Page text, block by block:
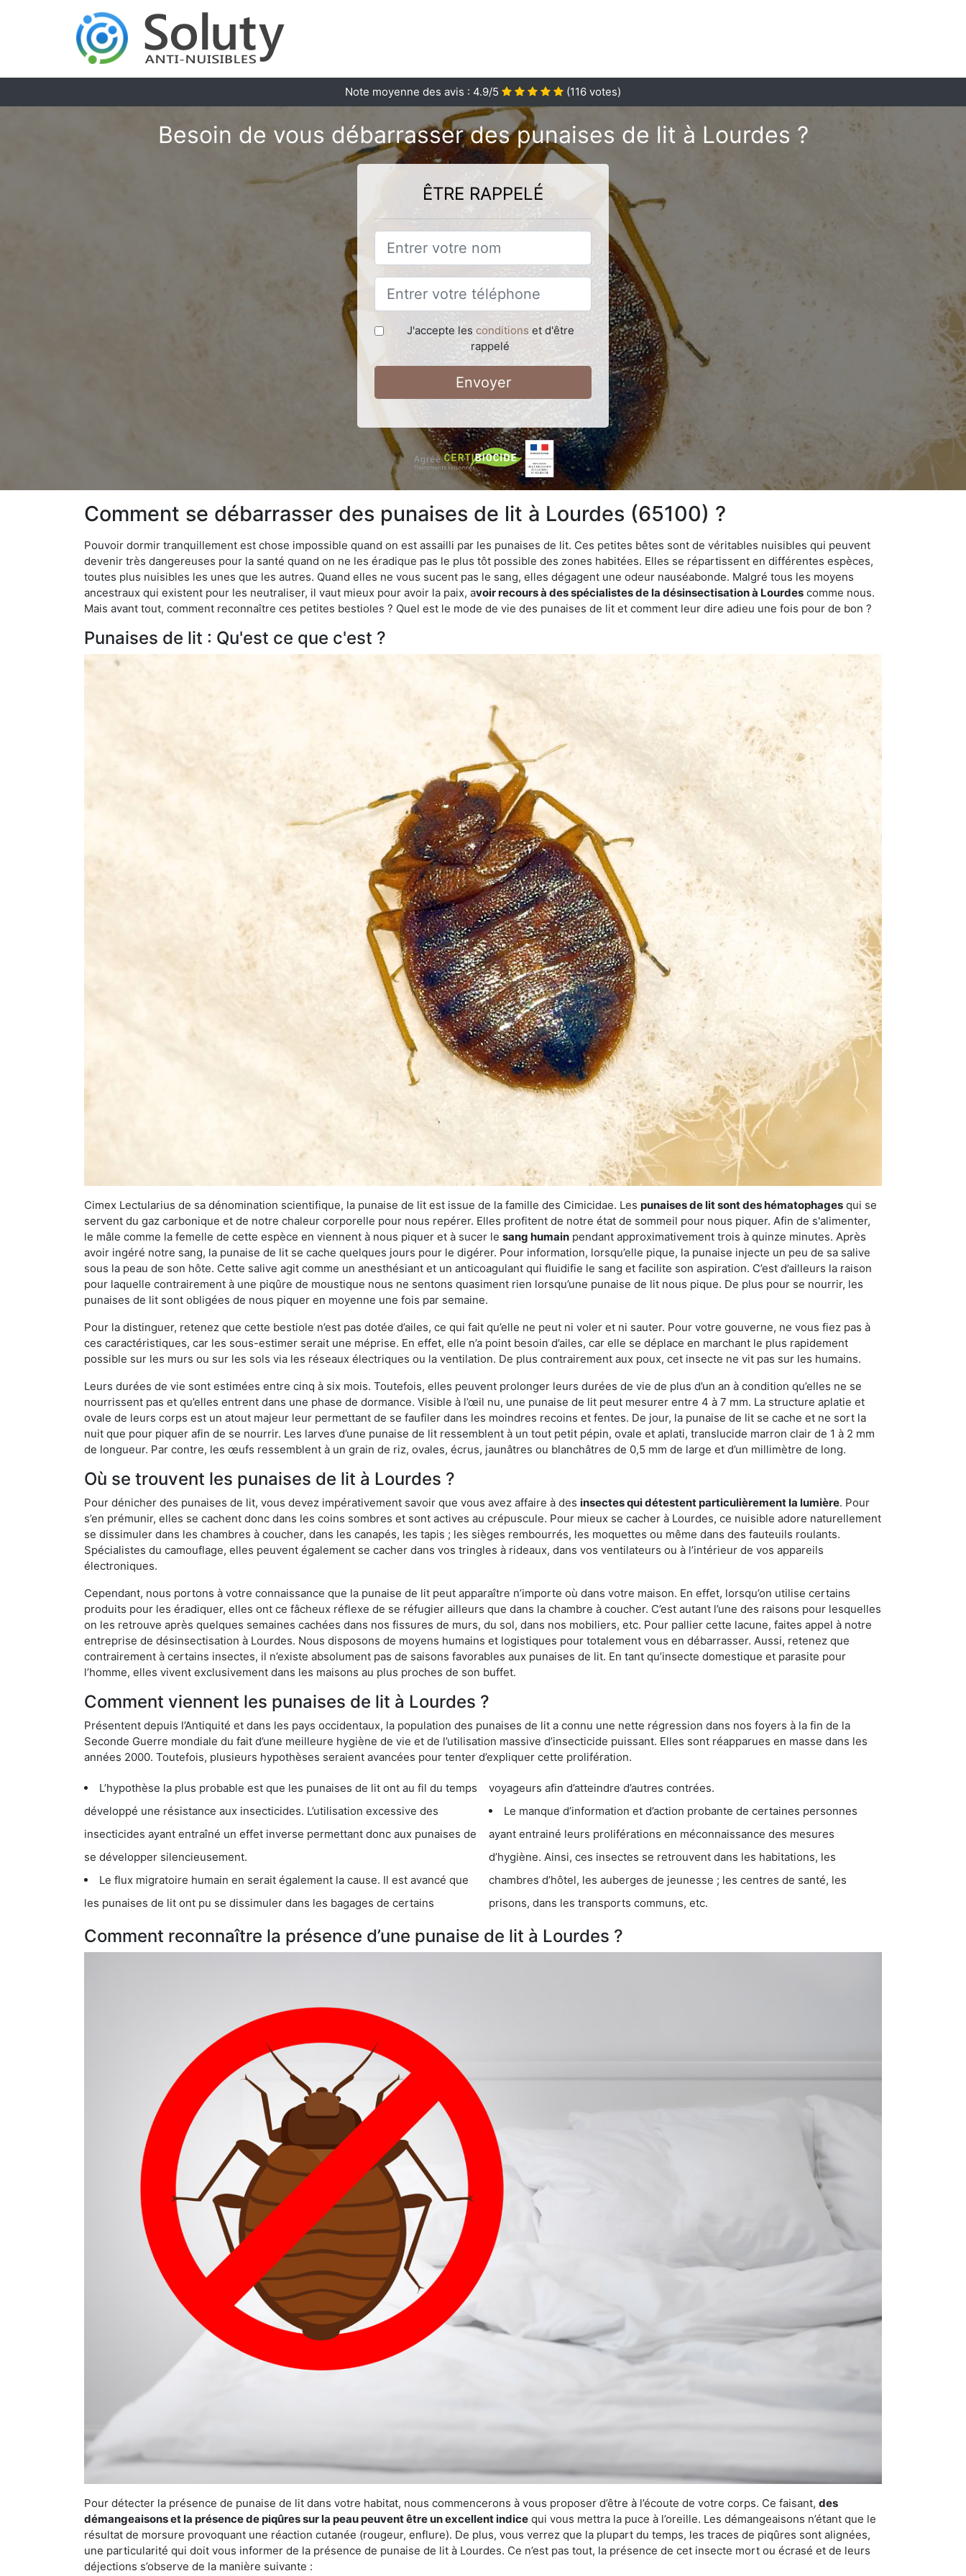
Note moyenne des avis : 4.9/5 (116 votes)
Besoin de vous débarrasser des punaises de lit à Lourdes ?
ÊTRE RAPPELÉ
J'accepte les conditions et d'être
rappelé
Envoyer
Comment se débarrasser des punaises de lit à Lourdes (65100) ?
Pouvoir dormir tranquillement est chose impossible quand on est assailli par les punaises de lit. Ces petites bêtes sont de véritables nuisibles qui peuvent
devenir très dangereuses pour la santé quand on ne les éradique pas le plus tôt possible des zones habitées. Elles se répartissent en différentes espèces,
toutes plus nuisibles les unes que les autres. Quand elles ne vous sucent pas le sang, elles dégagent une odeur nauséabonde. Malgré tous les moyens
ancestraux qui existent pour les neutraliser, il vaut mieux pour avoir la paix, avoir recours à des spécialistes de la désinsectisation à Lourdes comme nous.
Mais avant tout, comment reconnaître ces petites bestioles ? Quel est le mode de vie des punaises de lit et comment leur dire adieu une fois pour de bon ?
Punaises de lit : Qu'est ce que c'est ?
Cimex Lectularius de sa dénomination scientifique, la punaise de lit est issue de la famille des Cimicidae. Les punaises de lit sont des hématophages qui se
servent du gaz carbonique et de notre chaleur corporelle pour nous repérer. Elles profitent de notre état de sommeil pour nous piquer. Afin de s'alimenter,
le mâle comme la femelle de cette espèce en viennent à nous piquer et à sucer le sang humain pendant approximativement trois à quinze minutes. Après
avoir ingéré notre sang, la punaise de lit se cache quelques jours pour le digérer. Pour information, lorsqu’elle pique, la punaise injecte un peu de sa salive
sous la peau de son hôte. Cette salive agit comme un anesthésiant et un anticoagulant qui fluidifie le sang et facilite son aspiration. C’est d’ailleurs la raison
pour laquelle contrairement à une piqûre de moustique nous ne sentons quasiment rien lorsqu’une punaise de lit nous pique. De plus pour se nourrir, les
punaises de lit sont obligées de nous piquer en moyenne une fois par semaine.
Pour la distinguer, retenez que cette bestiole n’est pas dotée d’ailes, ce qui fait qu’elle ne peut ni voler et ni sauter. Pour votre gouverne, ne vous fiez pas à
ces caractéristiques, car les sous-estimer serait une méprise. En effet, elle n’a point besoin d’ailes, car elle se déplace en marchant le plus rapidement
possible sur les murs ou sur les sols via les réseaux électriques ou la ventilation. De plus contrairement aux poux, cet insecte ne vit pas sur les humains.
Leurs durées de vie sont estimées entre cinq à six mois. Toutefois, elles peuvent prolonger leurs durées de vie de plus d’un an à condition qu’elles ne se
nourrissent pas et qu’elles entrent dans une phase de dormance. Visible à l’œil nu, une punaise de lit peut mesurer entre 4 à 7 mm. La structure aplatie et
ovale de leurs corps est un atout majeur leur permettant de se faufiler dans les moindres recoins et fentes. De jour, la punaise de lit se cache et ne sort la
nuit que pour piquer afin de se nourrir. Les larves d’une punaise de lit ressemblent à un tout petit pépin, ovale et aplati, translucide marron clair de 1 à 2 mm
de longueur. Par contre, les œufs ressemblent à un grain de riz, ovales, écrus, jaunâtres ou blanchâtres de 0,5 mm de large et d’un millimètre de long.
Où se trouvent les punaises de lit à Lourdes ?
Pour dénicher des punaises de lit, vous devez impérativement savoir que vous avez affaire à des insectes qui détestent particulièrement la lumière. Pour
s’en prémunir, elles se cachent donc dans les coins sombres et sont actives au crépuscule. Pour mieux se cacher à Lourdes, ce nuisible adore naturellement
se dissimuler dans les chambres à coucher, dans les canapés, les tapis ; les sièges rembourrés, les moquettes ou même dans des fauteuils roulants.
Spécialistes du camouflage, elles peuvent également se cacher dans vos tringles à rideaux, dans vos ventilateurs ou à l’intérieur de vos appareils
électroniques.
Cependant, nous portons à votre connaissance que la punaise de lit peut apparaître n’importe où dans votre maison. En effet, lorsqu’on utilise certains
produits pour les éradiquer, elles ont ce fâcheux réflexe de se réfugier ailleurs que dans la chambre à coucher. C’est autant l’une des raisons pour lesquelles
on les retrouve après quelques semaines cachées dans nos fissures de murs, du sol, dans nos mobiliers, etc. Pour pallier cette lacune, faites appel à notre
entreprise de désinsectisation à Lourdes. Nous disposons de moyens humains et logistiques pour totalement vous en débarrasser. Aussi, retenez que
contrairement à certains insectes, il n’existe absolument pas de saisons favorables aux punaises de lit. En tant qu’insecte domestique et parasite pour
l’homme, elles vivent exclusivement dans les maisons au plus proches de son buffet.
Comment viennent les punaises de lit à Lourdes ?
Présentent depuis l’Antiquité et dans les pays occidentaux, la population des punaises de lit a connu une nette régression dans nos foyers à la fin de la
Seconde Guerre mondiale du fait d’une meilleure hygiène de vie et de l’utilisation massive d’insecticide puissant. Elles sont réapparues en masse dans les
années 2000. Toutefois, plusieurs hypothèses seraient avancées pour tenter d’expliquer cette prolifération.
L’hypothèse la plus probable est que les punaises de lit ont au fil du temps
développé une résistance aux insecticides. L’utilisation excessive des
insecticides ayant entraîné un effet inverse permettant donc aux punaises de
se développer silencieusement.
Le flux migratoire humain en serait également la cause. Il est avancé que
les punaises de lit ont pu se dissimuler dans les bagages de certains
voyageurs afin d’atteindre d’autres contrées.
Le manque d’information et d’action probante de certaines personnes
ayant entrainé leurs proliférations en méconnaissance des mesures
d’hygiène. Ainsi, ces insectes se retrouvent dans les habitations, les
chambres d’hôtel, les auberges de jeunesse ; les centres de santé, les
prisons, dans les transports communs, etc.
Comment reconnaître la présence d’une punaise de lit à Lourdes ?
Pour détecter la présence de punaise de lit dans votre habitat, nous commencerons à vous proposer d’être à l’écoute de votre corps. Ce faisant, des
démangeaisons et la présence de piqûres sur la peau peuvent être un excellent indice qui vous mettra la puce à l’oreille. Les démangeaisons n’étant que le
résultat de morsure provoquant une réaction cutanée (rougeur, enflure). De plus, vous verrez que la plupart du temps, les traces de piqûres sont alignées,
une particularité qui doit vous informer de la présence de punaise de lit à Lourdes. Ce n’est pas tout, la présence de cet insecte mort ou écrasé et de leurs
déjections s’observe de la manière suivante :